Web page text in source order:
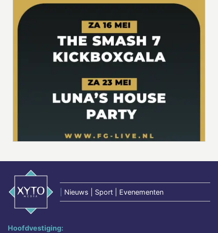
Nieuws | Sport | Evenementen
Hoofdvestiging: